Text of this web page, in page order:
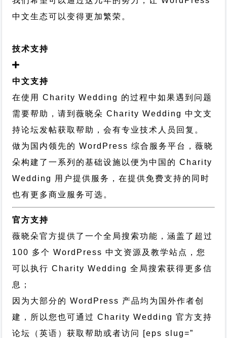
中文生态可以变得更加繁荣。
技术支持
中文支持
在使用 Charity Wedding 的过程中如果遇到问题
需要帮助，请到薇晓朵 Charity Wedding 中文支
持论坛发帖获取帮助，会有专业技术人员回复。
做为国内领先的 WordPress 综合服务平台，薇晓
朵构建了一系列的基础设施以便为中国的 Charity
Wedding 用户提供服务，在提供免费支持的同时
也有更多商业服务可选。
官方支持
薇晓朵官方提供了一个全局搜索功能，涵盖了超过
100 多个 WordPress 中文资源及教学站点，您
可以执行 Charity Wedding 全局搜索获得更多信
息；
因为大部分的 WordPress 产品均为国外作者创
建，所以您也可通过Charity Wedding 官方支持
论坛
（英语）获取帮助或者访问 [eps slug=”